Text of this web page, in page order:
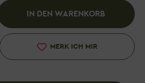
Gib den gewünschten
IN DEN WARENKORB
MERK ICH MIR